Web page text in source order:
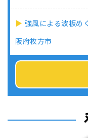
強風による波板
阪府枚方市